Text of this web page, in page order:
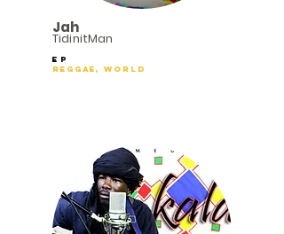
Jah
TidinitMan
EP
Reggae, World